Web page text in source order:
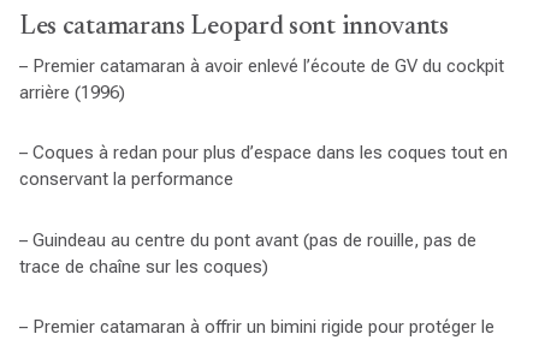
Les catamarans Leopard sont innovants
– Premier catamaran à avoir enlevé l’écoute de GV du cockpit
arrière (1996)
– Coques à redan pour plus d’espace dans les coques tout en
conservant la performance
– Guindeau au centre du pont avant (pas de rouille, pas de
trace de chaîne sur les coques)
– Premier catamaran à offrir un bimini rigide pour protéger le